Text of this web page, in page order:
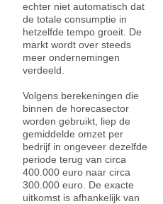
echter niet automatisch dat
de totale consumptie in
hetzelfde tempo groeit. De
markt wordt over steeds
meer ondernemingen
verdeeld.
Volgens berekeningen die
binnen de horecasector
worden gebruikt, liep de
gemiddelde omzet per
bedrijf in ongeveer dezelfde
periode terug van circa
400.000 euro naar circa
300.000 euro. De exacte
uitkomst is afhankelijk van